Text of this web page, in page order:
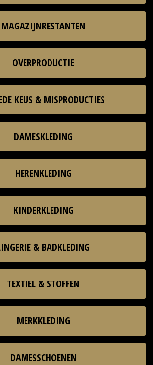
MAGAZIJNRESTANTEN
OVERPRODUCTIE
KEUS & MISPRODUCTIES
DAMESKLEDING
HERENKLEDING
KINDERKLEDING
& BADKLEDING
TEXTIEL & STOFFEN
MERKKLEDING
DAMESSCHOENEN